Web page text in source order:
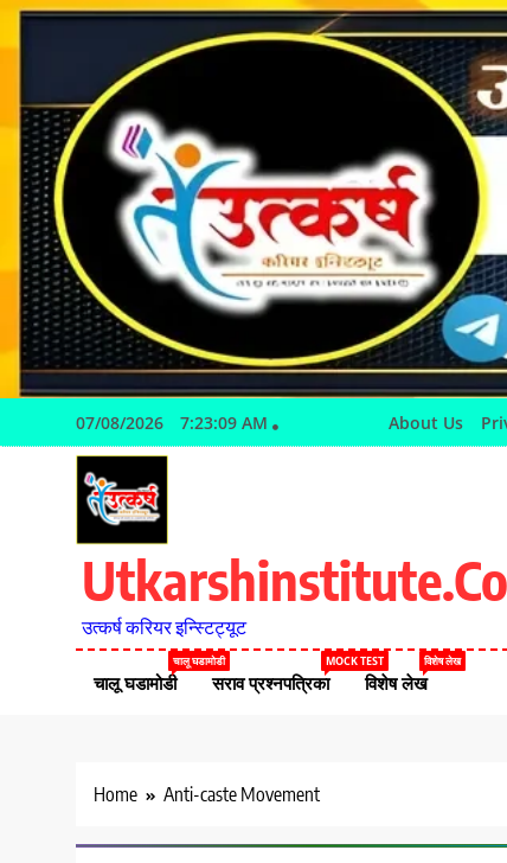
Skip
07/08/2026 7:23:09 AM About Us
उत्कर्ष करियर इन्स्टिट्यूट
चालू घडामोडी
चालू घडामोडी
सराव प्रश्नपत्रिका
MOCK TEST
विशेष लेख
विशेष लेख
Home Anti-caste Movement